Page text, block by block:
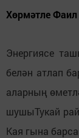
Хөрмәтле
Энергиясе
белән атлап
аларның
шушыТукай
Кая гына